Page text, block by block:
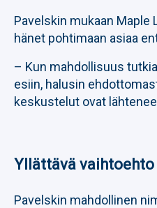
Pavelskin mukaan
hänet pohtimaan asiaa
– Kun mahdollisuus
esiin, halusin
keskustelut ovat
Yllättävä
Pavelskin mahdollinen